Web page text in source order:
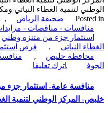
لتنمية الغطاء النباتي
صحيفة الرياض ,
- مناقصات - مزايدات
جزء من متنزه وطني
,
النباتي
, فرص استثمارية
خليص
, منافسة
اترك تعليقاon
عامة-
استثمار
متنزه
عامة- استثمار جزء من
المركز الوطني لتنمية الغطاء